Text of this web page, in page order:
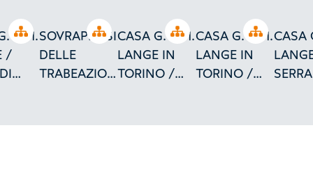
Open tree
e M.
/
Open tree
SOVRAPPOSIZIONE
DELLE
TRABEAZIONI
VERSO
Open tree
CASA G. e M.
LANGE IN
TORINO /
PORTE E
Open tree
CASA G. e M.
LANGE IN
TORINO /
CORSO
CASA